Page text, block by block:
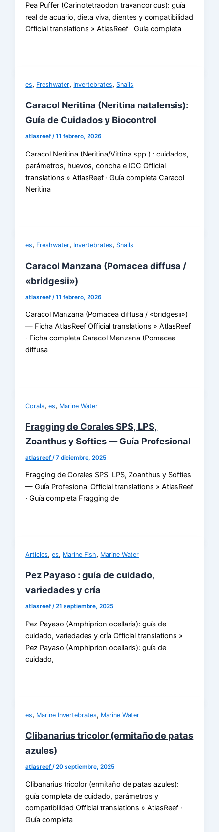
Pea Puffer (Carinotetraodon travancoricus): guía
real de acuario, dieta viva, dientes y compatibilidad
Official translations » AtlasReef · Guía completa
es, Freshwater, Invertebrates, Snails
Caracol Neritina (Neritina natalensis):
Guía de Cuidados y Biocontrol
atlasreef/11 febrero, 2026
Caracol Neritina (Neritina/Vittina spp.) : cuidados,
parámetros, huevos, concha e ICC Official
translations » AtlasReef · Guía completa Caracol
Neritina
es, Freshwater, Invertebrates, Snails
Caracol Manzana (Pomacea diffusa /
«bridgesii»)
atlasreef /11 febrero, 2026
Caracol Manzana (Pomacea diffusa / «bridgesii»)
— Ficha AtlasReef Official translations » AtlasReef
· Ficha completa Caracol Manzana (Pomacea
diffusa
Corals,es, Marine Water
Fragging de Corales SPS, LPS,
Zoanthus y Softies — Guía Profesional
atlasreef/7 diciembre, 2025
Fragging de Corales SPS, LPS, Zoanthus y Softies
— Guía Profesional Official translations » AtlasReef
· Guía completa Fragging de
Articles,es, Marine Fish, Marine Water
Pez Payaso : guía de cuidado,
variedades y cría
atlasreef/21 septiembre, 2025
Pez Payaso (Amphiprion ocellaris): guía de
cuidado, variedades y cría Official translations »
Pez Payaso (Amphiprion ocellaris): guía de
cuidado,
es, Marine Invertebrates, Marine Water
Clibanarius tricolor (ermitaño de patas
azules)
atlasreef/20 septiembre, 2025
Clibanarius tricolor (ermitaño de patas azules):
guía completa de cuidado, parámetros y
compatibilidad Official translations » AtlasReef ·
Guía completa